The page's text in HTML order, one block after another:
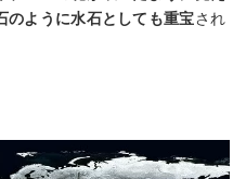
のように水石としても重宝され